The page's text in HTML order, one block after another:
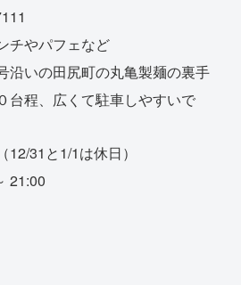
チやパフェなど
沿いの田尻町の丸亀製麺の裏手
台程、広くて駐車しやすいで
31と1/1は休日）
21:00